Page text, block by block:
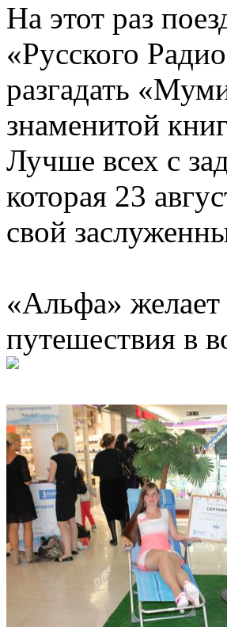
На этот раз
«Русского
разгадать
знаменитой
Лучше всех с
которая 23
свой
«Альфа» желает
путешествия в